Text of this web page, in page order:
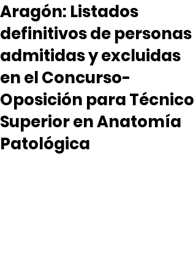
Aragón: Listados
definitivos de personas
admitidas y excluidas
en el Concurso-
Oposición para Técnico
Superior en Anatomía
Patológica